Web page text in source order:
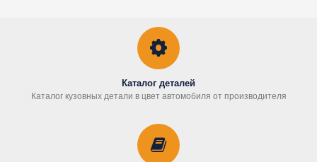
Каталог деталей
Каталог кузовных детали в цвет автомобиля от производителя